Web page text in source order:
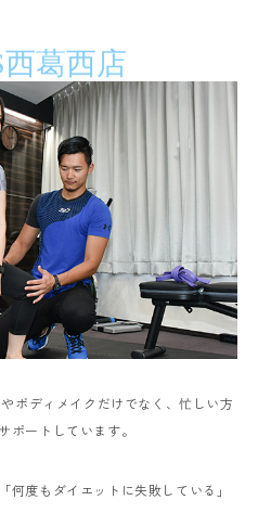
葛西店
ボディメイクだけでなく、忙しい方
ポートしています。
「何度もダイエットに失敗している」